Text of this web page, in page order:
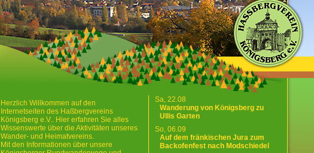
Sa, 22.08
Wanderung von Königsberg zu
Ullis Garten
So, 06.09
Auf dem fränkischen Jura zum
Backofenfest nach Modschiedel
Herzlich Willkommen auf den
Internetseiten des Haßbergvereins
Königsberg e.V.. Hier erfahren Sie alles
Wissenswerte über die Aktivitäten unseres
Wander- und Heimatvereins.
Mit den Informationen über unsere